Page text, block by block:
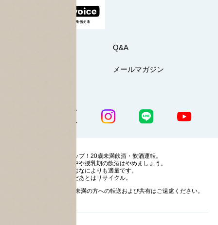
Q&A
メールマガジン
ストップ！20歳未満飲酒・飲酒運転。
妊娠中や授乳期の飲酒はやめましょう。
お酒はなによりも適量です。
のんだあとはリサイクル。
お酒に関する情報の20歳未満の方への転送および共有はご遠慮ください。